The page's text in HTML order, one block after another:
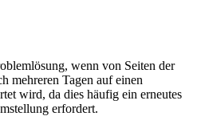
wenn von Seiten der
mehreren Tagen auf einen
wird, da dies häufig ein erneutes
erfordert.